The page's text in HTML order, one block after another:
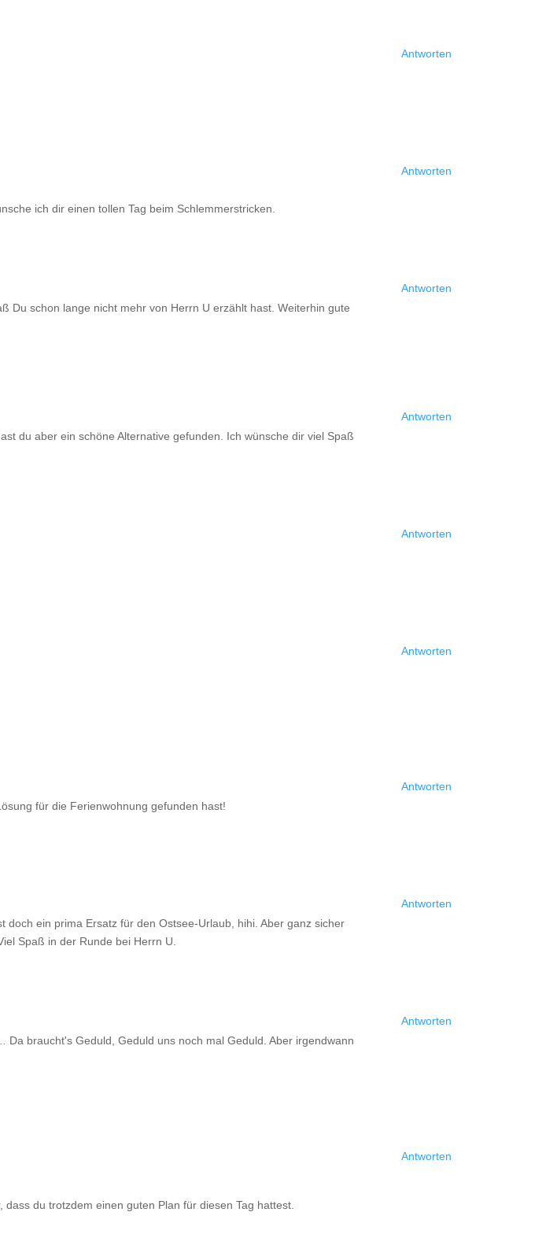
Antworten
ich dir einen tollen Tag beim Schlemmerstricken.
Antworten
Du schon lange nicht mehr von Herrn U erzählt hast. Weiterhin gute
Antworten
du aber ein schöne Alternative gefunden. Ich wünsche dir viel Spaß
Antworten
Antworten
Antworten
für die Ferienwohnung gefunden hast!
Antworten
ein prima Ersatz für den Ostsee-Urlaub, hihi. Aber ganz sicher
Spaß in der Runde bei Herrn U.
Antworten
braucht's Geduld, Geduld uns noch mal Geduld. Aber irgendwann
Antworten
du trotzdem einen guten Plan für diesen Tag hattest.
Antworten